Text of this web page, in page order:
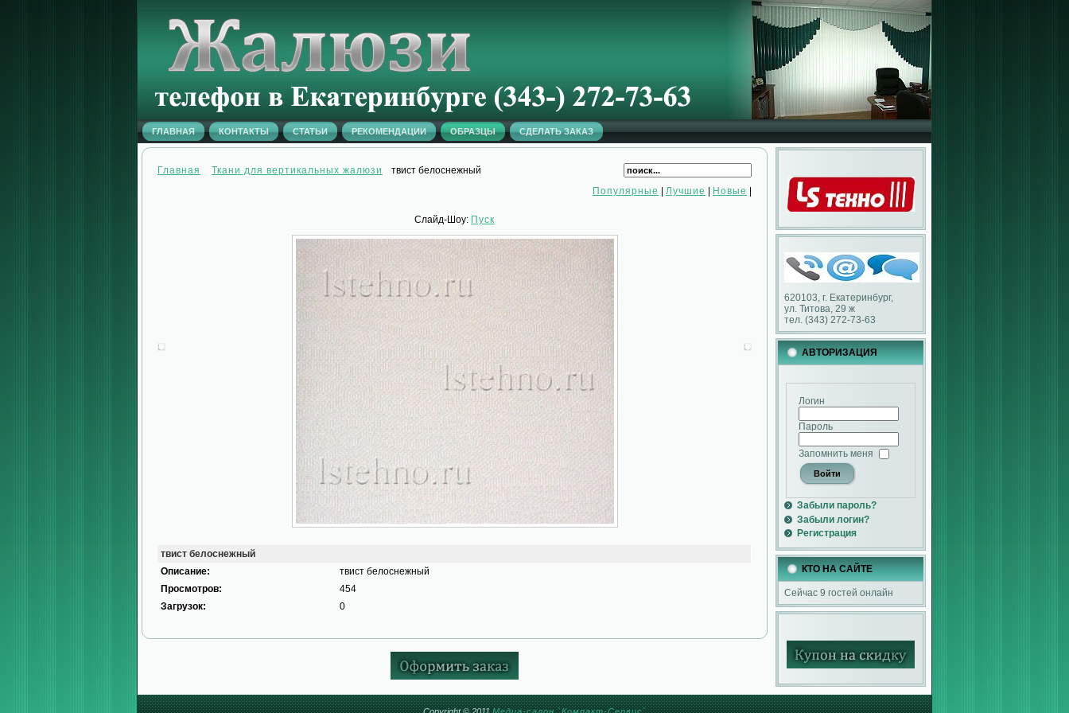
ГЛАВНАЯ КОНТАКТЫ СТАТЬИ РЕКОМЕНДАЦИИ ОБРАЗЦЫ СДЕЛАТЬ ЗАКАЗ
Главная Ткани для вертикальных жалюзи
твист белоснежный
Популярные
Лучшие Новые
Слайд-Шоу: Пуск
твист белоснежный
Описание:
твист белоснежный
Просмотров:
454
Загрузок:
0
620103, г. Екатеринбург,
ул. Титова, 29 ж
тел. (343) 272-73-63
АВТОРИЗАЦИЯ
Логин
Пароль
Запомнить меня
Забыли пароль?
Забыли логин?
Регистрация
КТО НА САЙТЕ
Сейчас 9 гостей онлайн
Copyright © 2011Медиа-салон `Компакт-Сервис`